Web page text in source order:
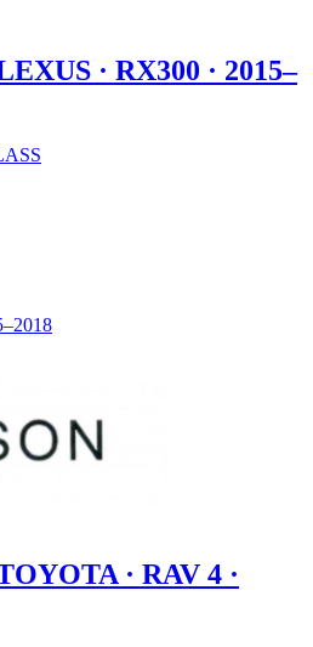
· RX300 · 2015–
· RAV 4 ·